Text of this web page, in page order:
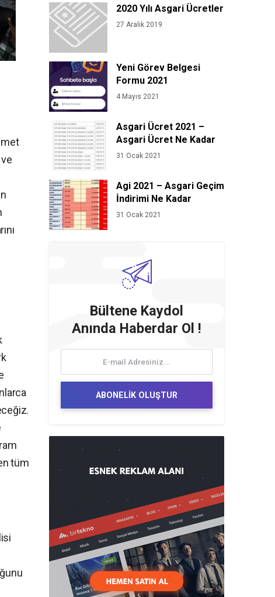
tüm
2020 Yılı Asgari Ücretler
27 Aralık 2019
Yeni Görev Belgesi
Formu 2021
4 Mayıs 2021
Asgari Ücret 2021 –
Asgari Ücret Ne Kadar
31 Ocak 2021
Agi 2021 – Asgari Geçim
İndirimi Ne Kadar
31 Ocak 2021
Bültene Kaydol
Anında Haberdar Ol !
ABONELİK OLUŞTUR